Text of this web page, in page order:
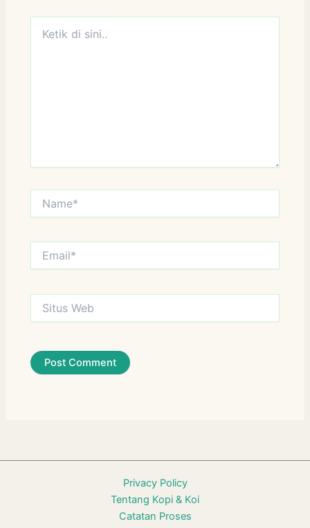
Web
Privacy Policy
Tentang Kopi & Koi
Catatan Proses